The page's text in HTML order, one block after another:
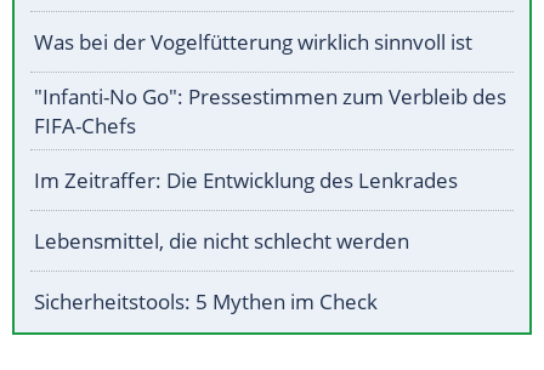
Was bei der Vogelfütterung wirklich sinnvoll ist
"Infanti-No Go": Pressestimmen zum Verbleib des
FIFA-Chefs
Im Zeitraffer: Die Entwicklung des Lenkrades
Lebensmittel, die nicht schlecht werden
Sicherheitstools: 5 Mythen im Check